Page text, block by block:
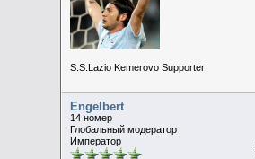
S.S.Lazio Kemerovo Supporter
Engelbert
14 номер
Глобальный модератор
Император